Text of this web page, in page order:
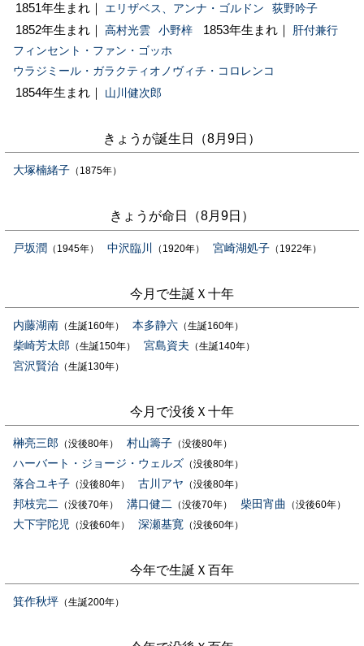
1851年生まれ｜ エリザベス、アンナ・ゴルドン 荻野吟子
1852年生まれ｜ 高村光雲 小野梓 1853年生まれ｜
肝付兼行
フィンセント・ファン・ゴッホ
ウラジミール・ガラクティオノヴィチ・コロレンコ
1854年生まれ｜ 山川健次郎
きょうが誕生日（8月9日）
大塚楠緒子 （1875年）
きょうが命日（8月9日）
戸坂潤 （1945年） 中沢臨川 （1920年） 宮崎湖処子 （1922年）
今月で生誕Ｘ十年
内藤湖南 （生誕160年） 本多静六 （生誕160年）
柴崎芳太郎 （生誕150年） 宮島資夫 （生誕140年）
宮沢賢治 （生誕130年）
今月で没後Ｘ十年
榊亮三郎 （没後80年） 村山籌子 （没後80年）
ハーバート・ジョージ・ウェルズ （没後80年）
落合ユキ子 （没後80年） 古川アヤ （没後80年）
邦枝完二 （没後70年） 溝口健二 （没後70年） 柴田宵曲 （没後60年）
大下宇陀児 （没後60年） 深瀬基寛 （没後60年）
今年で生誕Ｘ百年
箕作秋坪 （生誕200年）